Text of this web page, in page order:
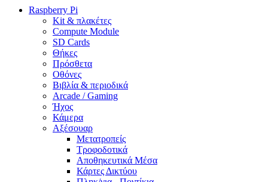
Raspberry Pi
Kit & πλακέτες
Compute Module
SD Cards
Θήκες
Πρόσθετα
Οθόνες
Βιβλία & περιοδικά
Arcade / Gaming
Ήχος
Κάμερα
Αξέσουαρ
Μετατροπείς
Τροφοδοτικά
Αποθηκευτικά Μέσα
Κάρτες Δικτύου